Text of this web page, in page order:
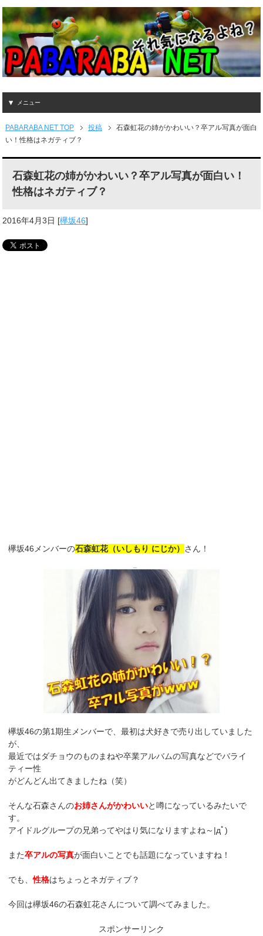
メニュー
PABARABA NET TOP 投稿
石森虹花の姉がかわいい？卒アル写真が面白
い！性格はネガティブ？
石森虹花の姉がかわいい？卒アル写真が面白い！
性格はネガティブ？
2016年4月3日 [欅坂46]
欅坂46メンバーの石森虹花（いしもり にじか） さん！
欅坂46の第1期生メンバーで、最初は犬好きで売り出していました
が、
最近ではダチョウのものまねや卒業アルバムの写真などでバライ
ティー性
がどんどん出てきましたね（笑）
そんな石森さんのお姉さんがかわいいと噂になっているみたいで
す。
アイドルグループの兄弟ってやはり気になりますよね～|дﾟ)
また卒アルの写真が面白いことでも話題になっていますね！
でも、性格はちょっとネガティブ？
今回は欅坂46の石森虹花さんについて調べてみました。
スポンサーリンク